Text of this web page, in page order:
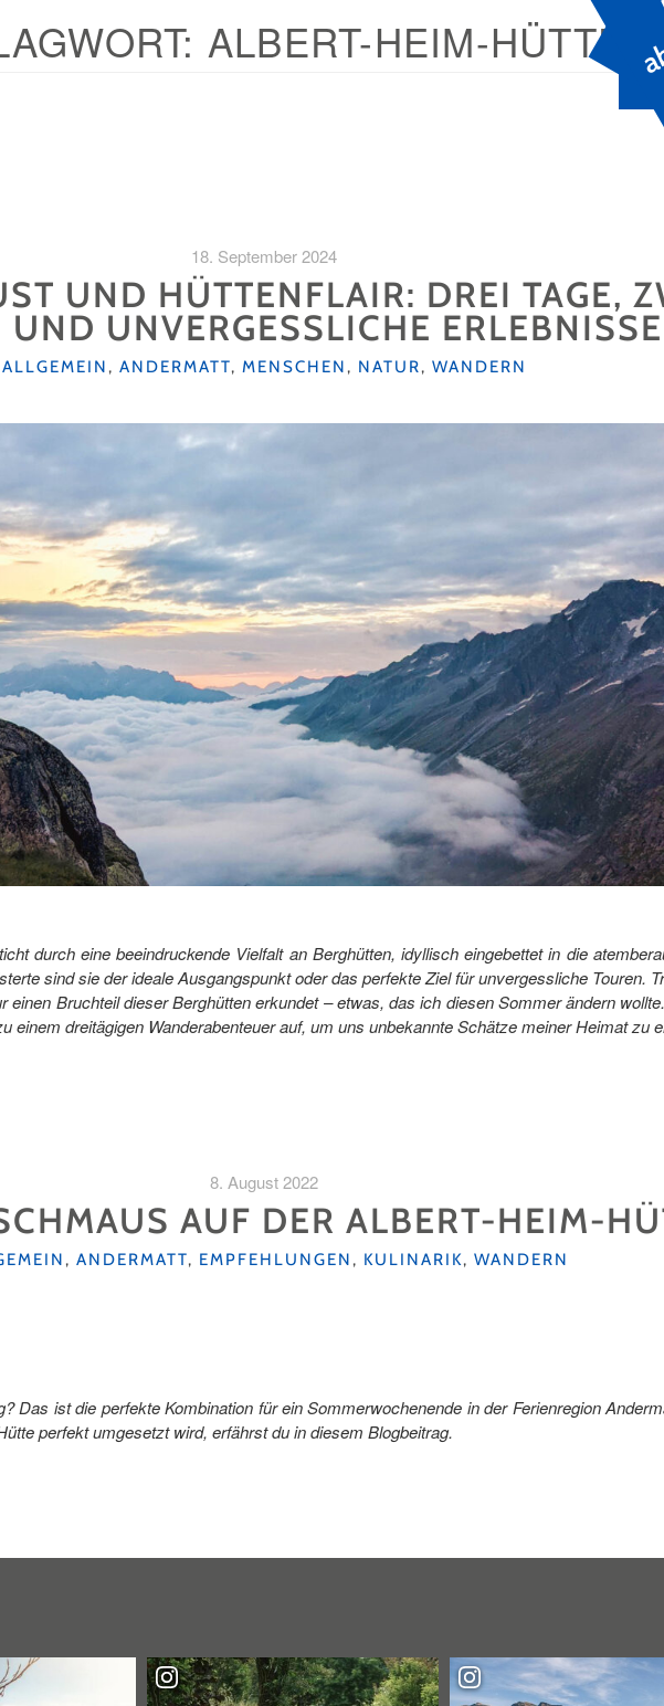
ALBERT-HEIM-HÜTTE
18. September 2024
UND HÜTTENFLAIR: DREI TAGE,
UND UNVERGESSLICHE ERLEBNISSE
KATEGORIEN
ALLGEMEIN, ANDERMATT, MENSCHEN, NATUR, WANDERN
durch eine beeindruckende Vielfalt an Berghütten, idyllisch eingebettet in die
sind sie der ideale Ausgangspunkt oder das perfekte Ziel für unvergessliche Touren.
einen Bruchteil dieser Berghütten erkundet – etwas, das ich diesen Sommer ändern
einem dreitägigen Wanderabenteuer auf, um uns unbekannte Schätze meiner Heimat zu
8. August 2022
AUF DER ALBERT-HEIM-
, ANDERMATT, EMPFEHLUNGEN, KULINARIK, WANDERN
Das ist die perfekte Kombination für ein Sommerwochenende in der Ferienregion
perfekt umgesetzt wird, erfährst du in diesem Blogbeitrag.